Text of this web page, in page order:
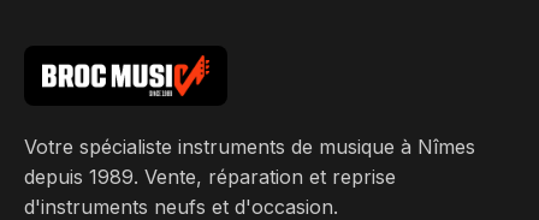
Votre spécialiste instruments de musique à Nîmes
depuis 1989. Vente, réparation et reprise
d'instruments neufs et d'occasion.